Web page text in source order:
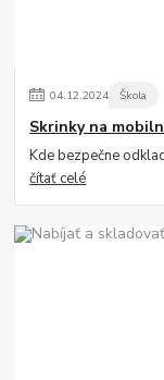
04.12.2024 Škola
Skrinky na
Kde bezpečne
čítať celé